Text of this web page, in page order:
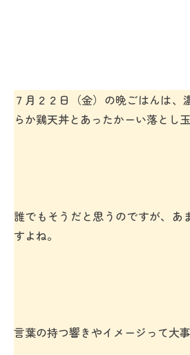
７月２２日（金）の晩ごはんは、
らか鶏天丼とあったかーい落とし
誰でもそうだと思うのですが、あ
すよね。
言葉の持つ響きやイメージって大事